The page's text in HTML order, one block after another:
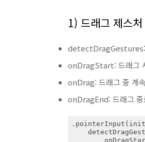
1) 드래그 제스처
detectDragGestures:
onDragStart: 드래그
onDrag: 드래그 중 계
onDragEnd: 드래그 종